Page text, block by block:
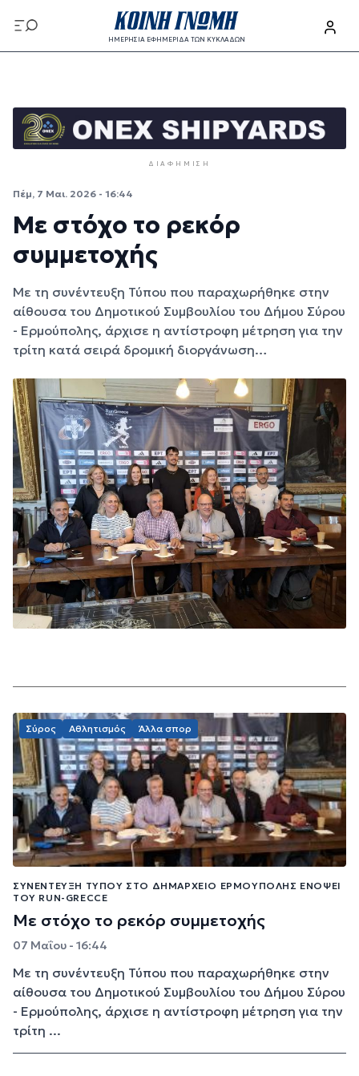
Παράκαμψη προς το κυρίως περιεχόμενο
ΗΜΕΡΗΣΙΑ ΕΦΗΜΕΡΙΔΑ ΤΩΝ ΚΥΚΛΑΔΩΝ
ΔΙΑΦΉΜΙΣΗ
Πέμ, 7 Μαι. 2026 - 16:44
Με στόχο το ρεκόρ
συμμετοχής
Με τη συνέντευξη Τύπου που παραχωρήθηκε στην
αίθουσα του Δημοτικού Συμβουλίου του Δήμου Σύρου
- Ερμούπολης, άρχισε η αντίστροφη μέτρηση για την
τρίτη κατά σειρά δρομική διοργάνωση…
Σύρος Αθλητισμός Άλλα σπορ
ΣΥΝΈΝΤΕΥΞΗ ΤΎΠΟΥ ΣΤΟ ΔΗΜΑΡΧΕΊΟ ΕΡΜΟΎΠΟΛΗΣ ΕΝΌΨΕΙ
ΤΟΥ RUN-GRECCE
Με στόχο το ρεκόρ συμμετοχής
07 Μαΐου - 16:44
Με τη συνέντευξη Τύπου που παραχωρήθηκε στην
αίθουσα του Δημοτικού Συμβουλίου του Δήμου Σύρου
- Ερμούπολης, άρχισε η αντίστροφη μέτρηση για την
τρίτη ...